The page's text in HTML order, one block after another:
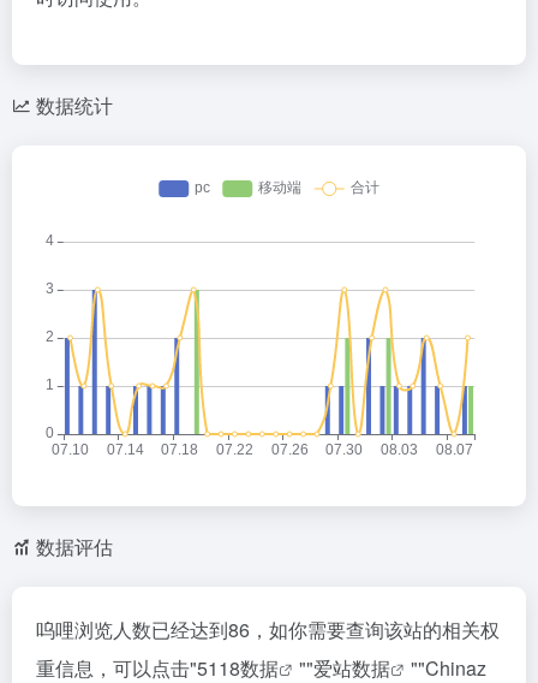
数据统计
数据评估
呜哩浏览人数已经达到86，如你需要查询该站的相关权
重信息，可以点击"5118数据 ""爱站数据 ""Chinaz